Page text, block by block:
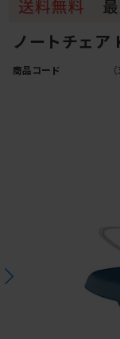
ノートチェ
商品コード